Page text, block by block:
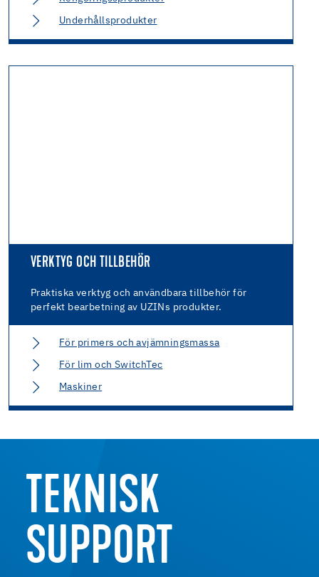
Underhållsprodukter
VERKTYG OCH TILLBEHÖR
Praktiska verktyg och användbara tillbehör för
perfekt bearbetning av UZINs produkter.
För primers och avjämningsmassa
För lim och SwitchTec
Maskiner
TEKNISK
SUPPORT